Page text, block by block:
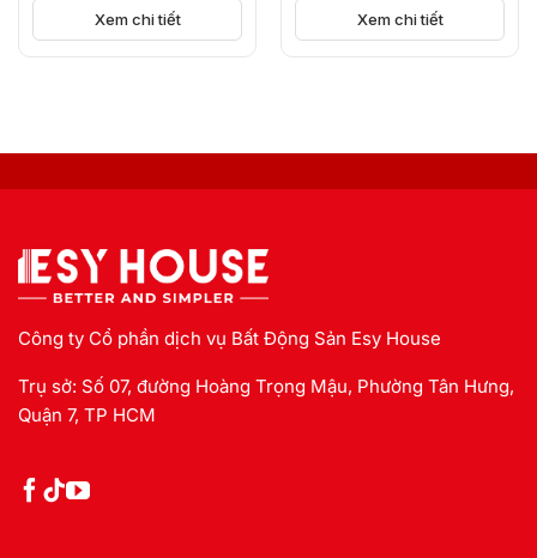
NGUỒN CUNG
Xem chi tiết Xem chi tiết
Công ty Cổ phần dịch vụ Bất Động Sản Esy House
Trụ sở: Số 07, đường Hoàng Trọng Mậu, Phường Tân Hưng,
Quận 7, TP HCM